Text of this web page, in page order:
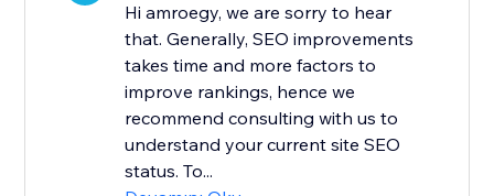
Hi amroegy, we are sorry to hear
that. Generally, SEO improvements
takes time and more factors to
improve rankings, hence we
recommend consulting with us to
understand your current site SEO
status. To...